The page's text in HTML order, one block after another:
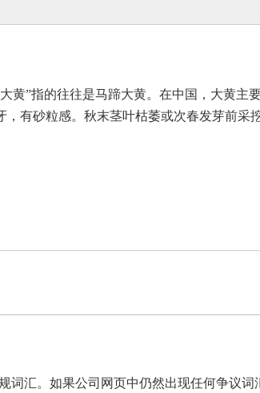
”指的往往是马蹄大黄。在中国，大黄主
有砂粒感。秋末茎叶枯萎或次春发芽前采
汇。如果公司网页中仍然出现任何争议